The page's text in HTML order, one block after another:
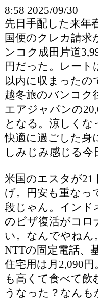
8:58 2025/09/30
先日手配した来年
国便のクレカ請求
ンコク成田片道
円だった。レート
以内に収まったの
越冬旅のバンコク
エアジャパンの
となる。涼しく
快適に過ごした身
しみじみ感じる今
米国のエスタが21
げ。円安も重なっ
段じゃん。インド
のビザ復活がコロ
い。なんでやねん
NTTの固定電話、
住宅用は月2,090
も高くて食べて飲
うなった？なんも